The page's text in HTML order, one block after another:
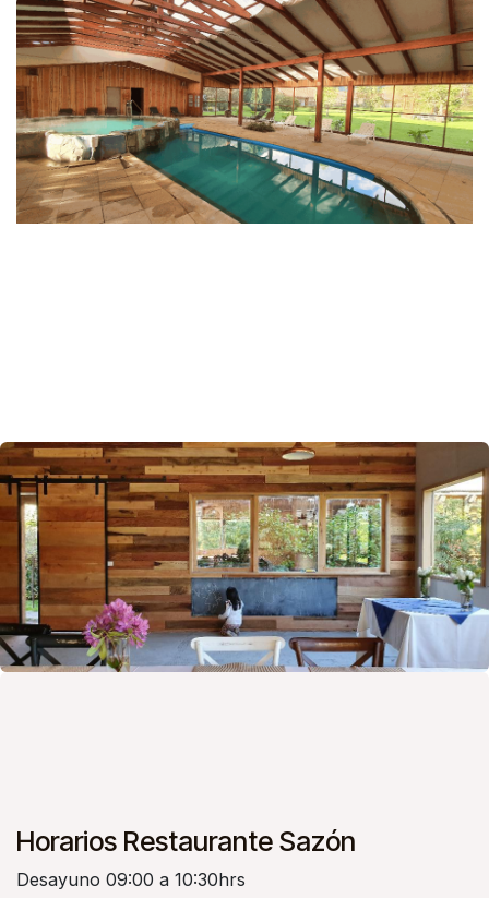
Horarios Restaurante Sazón
Desayuno 09:00 a 10:30hrs